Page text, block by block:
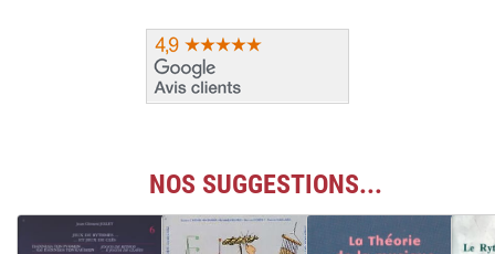
NOS SUGGESTIONS...